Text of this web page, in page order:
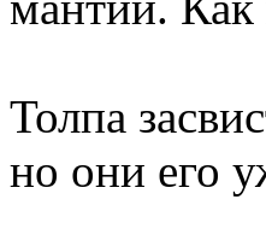
Толпа
но они его